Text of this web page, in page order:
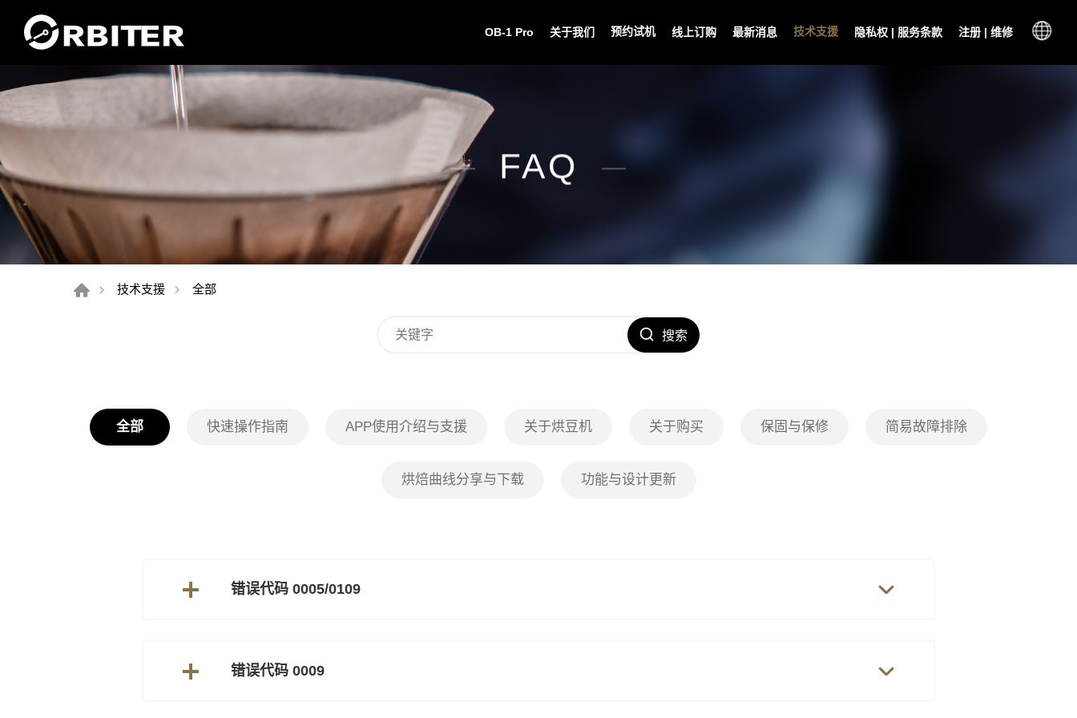
OB-1 Pro 关于我们 预约试机 线上订购 最新消息 技术支援 隐私权 | 服务条款 注册 | 维修
FAQ
技术支援 全部
搜索
全部 快速操作指南 APP使用介绍与支援 关于烘豆机 关于购买 保固与保修 简易故障排除
烘焙曲线分享与下载 功能与设计更新
错误代码 0005/0109
错误代码 0009